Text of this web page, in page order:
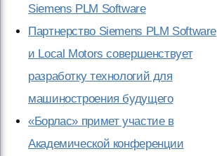
Siemens PLM Software
Партнерство Siemens PLM Software
и Local Motors совершенствует
разработку технологий для
машиностроения будущего
«Борлас» примет участие в
Академической конференции